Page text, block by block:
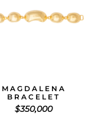
MAGDALENA
BRACELET
$350,000